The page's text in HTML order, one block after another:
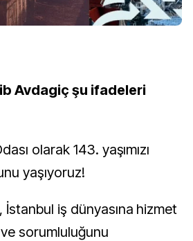
Avdagiç şu ifadeleri
olarak 143. yaşımızı
yaşıyoruz!
iş dünyasına hizmet
sorumluluğunu